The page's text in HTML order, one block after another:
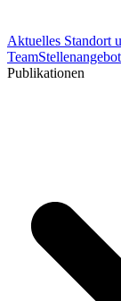
Aktuelles Standort
Team
Publikationen